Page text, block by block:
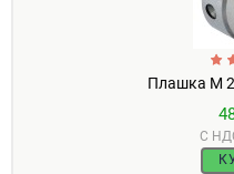
Плашка М
С